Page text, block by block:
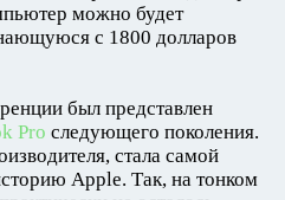
можно будет
с 1800 долларов
был представлен
Pro следующего поколения.
стала самой
Apple. Так, на тонком